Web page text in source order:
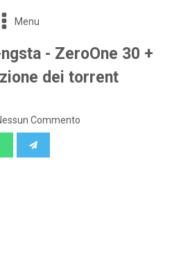
Menu
- ZeroOne 30 +
dei torrent
Commento